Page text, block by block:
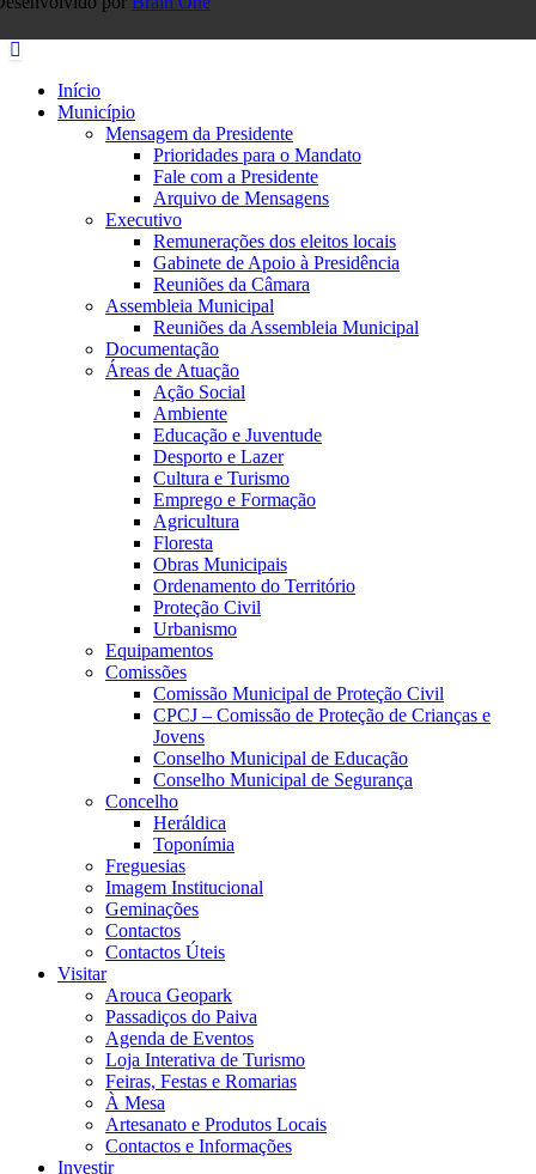
Início
Município
Mensagem da Presidente
Prioridades para o Mandato
Fale com a Presidente
Arquivo de Mensagens
Executivo
Remunerações dos eleitos locais
Gabinete de Apoio à Presidência
Reuniões da Câmara
Assembleia Municipal
Reuniões da Assembleia Municipal
Documentação
Áreas de Atuação
Ação Social
Ambiente
Educação e Juventude
Desporto e Lazer
Cultura e Turismo
Emprego e Formação
Agricultura
Floresta
Obras Municipais
Ordenamento do Território
Proteção Civil
Urbanismo
Equipamentos
Comissões
Comissão Municipal de Proteção Civil
CPCJ – Comissão de Proteção de Crianças e
Jovens
Conselho Municipal de Educação
Conselho Municipal de Segurança
Concelho
Heráldica
Toponímia
Freguesias
Imagem Institucional
Geminações
Contactos
Contactos Úteis
Visitar
Arouca Geopark
Passadiços do Paiva
Agenda de Eventos
Loja Interativa de Turismo
Feiras, Festas e Romarias
À Mesa
Artesanato e Produtos Locais
Contactos e Informações
Investir